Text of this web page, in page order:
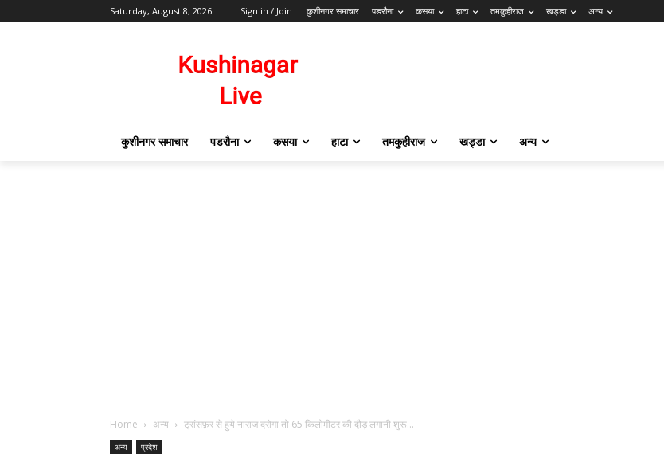
Saturday, August 8, 2026 Sign in / Join कुशीनगर समाचार पडरौना कसया हाटा तमकुहीराज खड्डा अन्य
कुशीनगर समाचार पडरौना कसया हाटा तमकुहीराज खड्डा अन्य
Home अन्य ट्रांसफ़र से हुये नाराज दरोगा तो 65 किलोमीटर की दौड़ लगानी शुरू...
अन्य प्रदेश